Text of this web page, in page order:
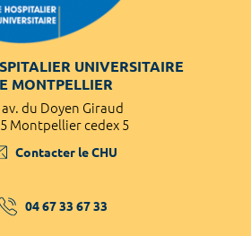
UNIVERSITAIRE
MONTPELLIER
av. du Doyen Giraud
Montpellier cedex 5
Contacter le CHU
04 67 33 67 33